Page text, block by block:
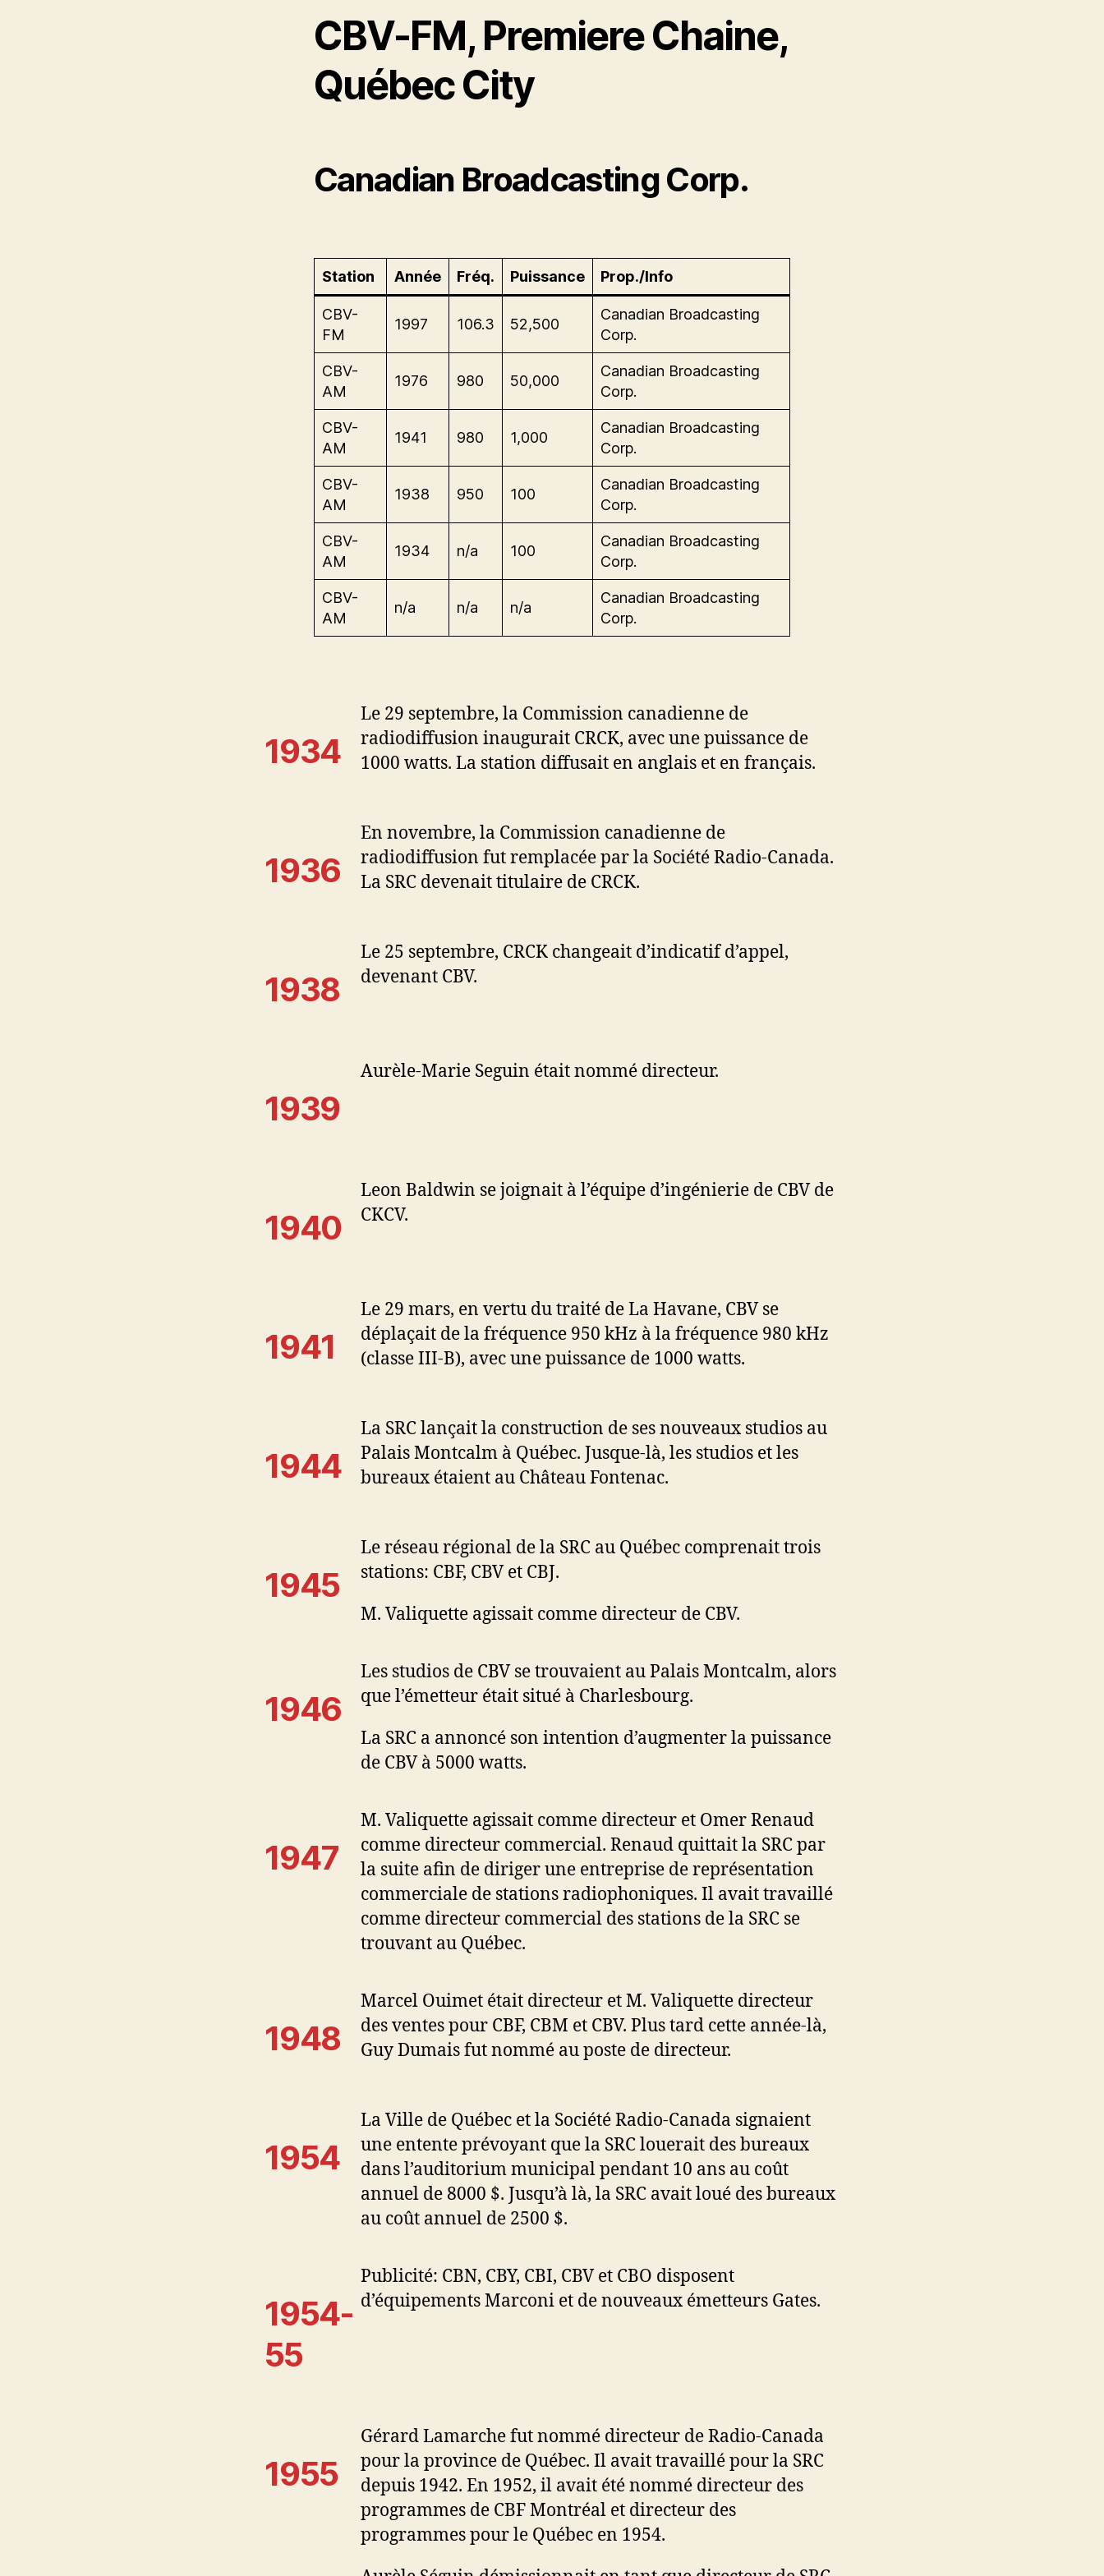
CBV-FM, Premiere Chaine,
Québec City
Canadian Broadcasting Corp.
Station Année Fréq. Puissance Prop./Info
CBV-
FM
1997 106.3 52,500
Canadian Broadcasting
Corp.
CBV-
AM
1976 980 50,000
Canadian Broadcasting
Corp.
CBV-
AM
1941 980 1,000
Canadian Broadcasting
Corp.
CBV-
AM
1938 950 100
Canadian Broadcasting
Corp.
CBV-
AM
1934 n/a 100
Canadian Broadcasting
Corp.
CBV-
AM
n/a n/a n/a
Canadian Broadcasting
Corp.
1934
Le 29 septembre, la Commission canadienne de
radiodiffusion inaugurait CRCK, avec une puissance de
1000 watts. La station diffusait en anglais et en français.
1936
En novembre, la Commission canadienne de
radiodiffusion fut remplacée par la Société Radio-Canada.
La SRC devenait titulaire de CRCK.
1938
Le 25 septembre, CRCK changeait d’indicatif d’appel,
devenant CBV.
1939
Aurèle-Marie Seguin était nommé directeur.
1940
Leon Baldwin se joignait à l’équipe d’ingénierie de CBV de
CKCV.
1941
Le 29 mars, en vertu du traité de La Havane, CBV se
déplaçait de la fréquence 950 kHz à la fréquence 980 kHz
(classe III-B), avec une puissance de 1000 watts.
1944
La SRC lançait la construction de ses nouveaux studios au
Palais Montcalm à Québec. Jusque-là, les studios et les
bureaux étaient au Château Fontenac.
1945
Le réseau régional de la SRC au Québec comprenait trois
stations: CBF, CBV et CBJ.
M. Valiquette agissait comme directeur de CBV.
1946
Les studios de CBV se trouvaient au Palais Montcalm, alors
que l’émetteur était situé à Charlesbourg.
La SRC a annoncé son intention d’augmenter la puissance
de CBV à 5000 watts.
1947
M. Valiquette agissait comme directeur et Omer Renaud
comme directeur commercial. Renaud quittait la SRC par
la suite afin de diriger une entreprise de représentation
commerciale de stations radiophoniques. Il avait travaillé
comme directeur commercial des stations de la SRC se
trouvant au Québec.
1948
Marcel Ouimet était directeur et M. Valiquette directeur
des ventes pour CBF, CBM et CBV. Plus tard cette année-là,
Guy Dumais fut nommé au poste de directeur.
1954
La Ville de Québec et la Société Radio-Canada signaient
une entente prévoyant que la SRC louerait des bureaux
dans l’auditorium municipal pendant 10 ans au coût
annuel de 8000 $. Jusqu’à là, la SRC avait loué des bureaux
au coût annuel de 2500 $.
1954-
55
Publicité: CBN, CBY, CBI, CBV et CBO disposent
d’équipements Marconi et de nouveaux émetteurs Gates.
1955
Gérard Lamarche fut nommé directeur de Radio-Canada
pour la province de Québec. Il avait travaillé pour la SRC
depuis 1942. En 1952, il avait été nommé directeur des
programmes de CBF Montréal et directeur des
programmes pour le Québec en 1954.